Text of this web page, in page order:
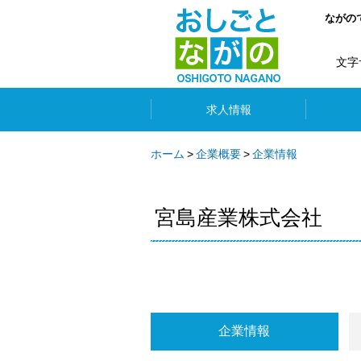
ながの
文字
求人情報
ホーム 企業概要 企業情報
宮島産業株式会社
企業情報